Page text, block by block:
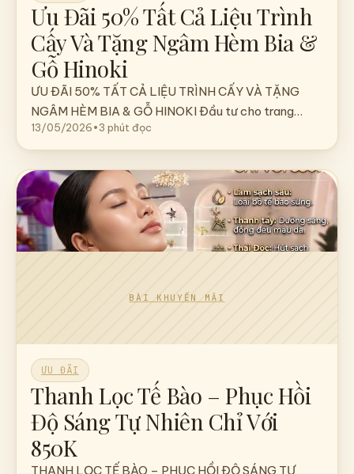
Ưu Đãi 50% Tất Cả Liệu Trình
Cấy Và Tặng Ngâm Hèm Bia &
Gỗ Hinoki
ƯU ĐÃI 50% TẤT CẢ LIỆU TRÌNH CẤY VÀ TẶNG
NGÂM HÈM BIA & GỖ HINOKI Đầu tư cho trang…
13/05/2026•3 phút đọc
ƯU ĐÃI
Thanh Lọc Tế Bào – Phục Hồi
Độ Sáng Tự Nhiên Chỉ Với
850K
THANH LỌC TẾ BÀO – PHỤC HỒI ĐỘ SÁNG TỰ